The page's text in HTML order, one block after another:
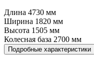
Длина 4730 мм
Ширина 1820 мм
Высота 1505 мм
Колесная база 2700 мм
Подробные характеристики